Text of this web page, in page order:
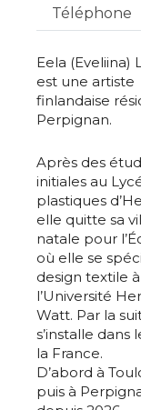
Téléphone
Eela (Eveliina)
est une artiste
finlandaise
Perpignan.
Après des
initiales au
plastiques
elle quitte sa
natale pour
où elle se
design textile à
l’Université
Watt. Par la
s’installe dans
la France.
D’abord à
puis à